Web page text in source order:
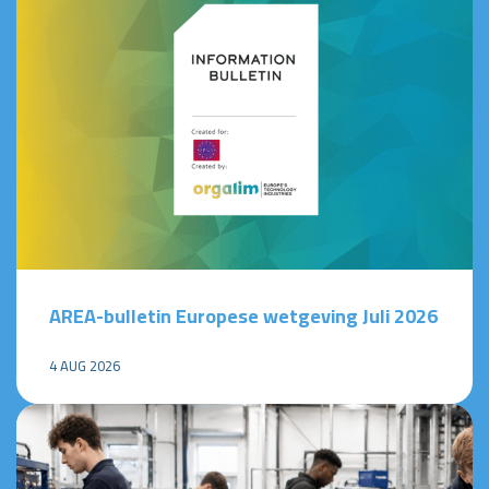
AREA-bulletin Europese wetgeving Juli 2026
4 AUG 2026